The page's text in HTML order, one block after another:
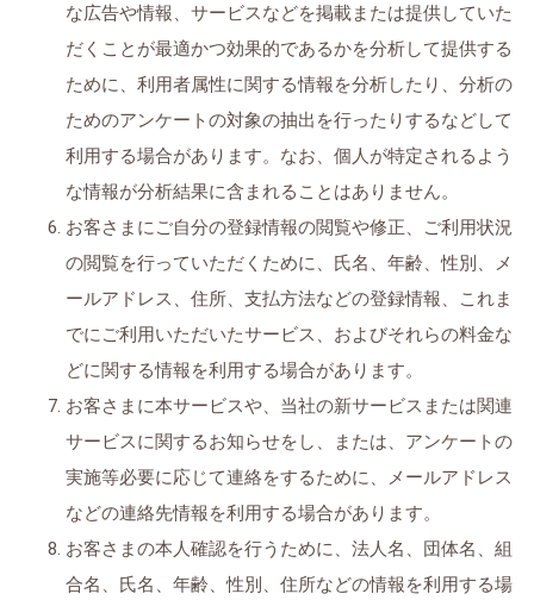
な広告や情報、サービスなどを掲載または提供していた
だくことが最適かつ効果的であるかを分析して提供する
ために、利用者属性に関する情報を分析したり、分析の
ためのアンケートの対象の抽出を行ったりするなどして
利用する場合があります。なお、個人が特定されるよう
な情報が分析結果に含まれることはありません。
お客さまにご自分の登録情報の閲覧や修正、ご利用状況
の閲覧を行っていただくために、氏名、年齢、性別、メ
ールアドレス、住所、支払方法などの登録情報、これま
でにご利用いただいたサービス、およびそれらの料金な
どに関する情報を利用する場合があります。
お客さまに本サービスや、当社の新サービスまたは関連
サービスに関するお知らせをし、または、アンケートの
実施等必要に応じて連絡をするために、メールアドレス
などの連絡先情報を利用する場合があります。
お客さまの本人確認を行うために、法人名、団体名、組
合名、氏名、年齢、性別、住所などの情報を利用する場